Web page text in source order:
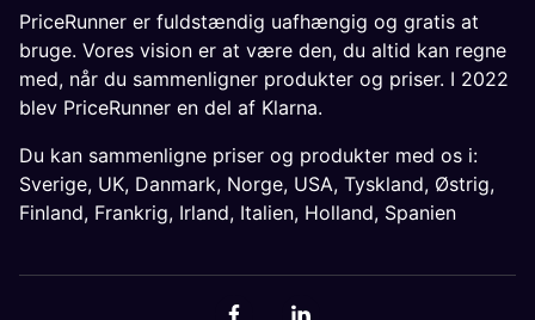
PriceRunner er fuldstændig uafhængig og gratis at
bruge. Vores vision er at være den, du altid kan regne
med, når du sammenligner produkter og priser. I 2022
blev PriceRunner en del af Klarna.
Du kan sammenligne priser og produkter med os i:
Sverige, UK, Danmark, Norge, USA, Tyskland, Østrig,
Finland, Frankrig, Irland, Italien, Holland, Spanien